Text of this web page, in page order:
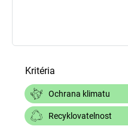
Kritéria
Ochrana klimatu
Recyklovatelnost